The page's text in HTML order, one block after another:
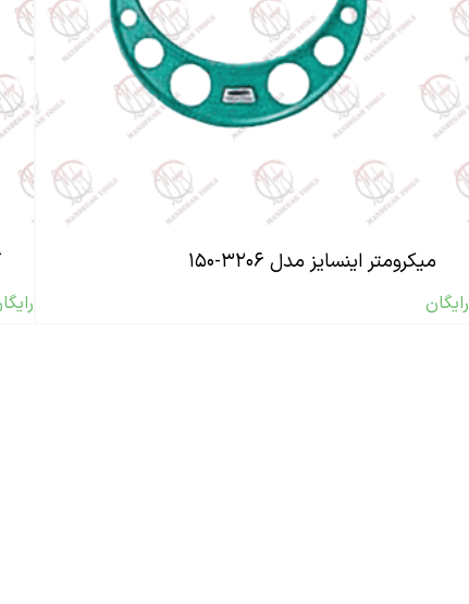
میکرومتر اینسایز مدل ۳۲۰۶-۱۵۰
رایگان